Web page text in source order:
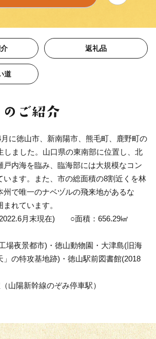
返礼品
道
に徳山市、新南陽市、熊毛町、鹿野町の
しました。山口県の東南部に位置し、北
戸内海を臨み、臨海部には大規模なコン
います。また、市の総面積の8割近くを林
州で唯一のナベヅルの飛来地があるな
れています。
月末現在) ○面積：656.29㎢
場夜景都市)・徳山動物園・大津島(旧海
」の特攻基地跡)・徳山駅前図書館(2018
山陽新幹線のぞみ停車駅）